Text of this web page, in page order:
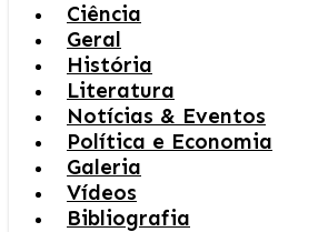
Ciência
Geral
História
Literatura
Notícias & Eventos
Política e Economia
Galeria
Vídeos
Bibliografia